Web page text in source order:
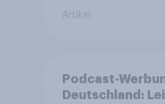
Artikel
Podcast-
Deutschland: